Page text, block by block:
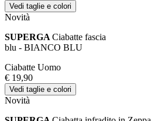
Vedi taglie e colori
Novità
SUPERGA Ciabatte fascia
blu - BIANCO BLU
Ciabatte Uomo
€ 19,90
Vedi taglie e colori
Novità